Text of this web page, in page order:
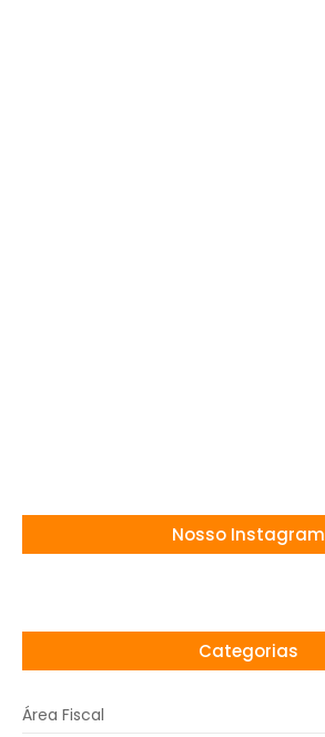
Nosso Instagram
Categorias
Área Fiscal